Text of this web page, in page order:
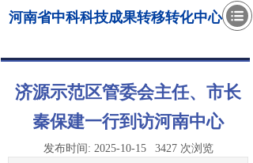
河南省中科科技成果转移转化中心
济源示范区管委会主任、市长
秦保建一行到访河南中心
发布时间: 2025-10-15 3427 次浏览